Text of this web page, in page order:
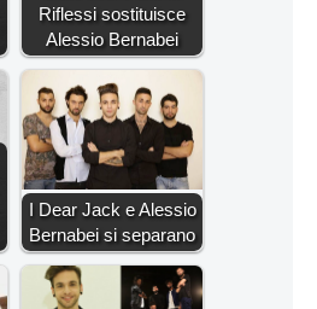
Riflessi sostituisce
Alessio Bernabei
I Dear Jack e Alessio
Bernabei si separano